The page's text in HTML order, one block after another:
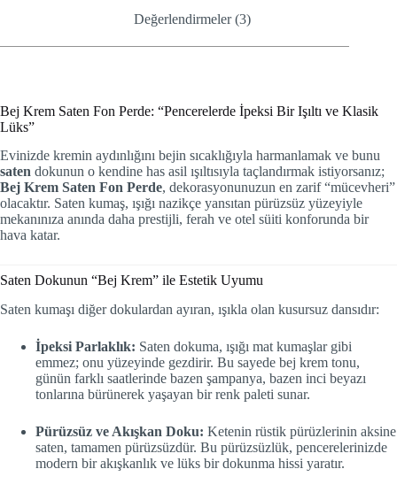
Değerlendirmeler (3)
Bej Krem Saten Fon Perde: “Pencerelerde İpeksi Bir Işıltı ve Klasik
Lüks”
Evinizde kremin aydınlığını bejin sıcaklığıyla harmanlamak ve bunu
saten dokunun o kendine has asil ışıltısıyla taçlandırmak istiyorsanız;
Bej Krem Saten Fon Perde, dekorasyonunuzun en zarif “mücevheri”
olacaktır. Saten kumaş, ışığı nazikçe yansıtan pürüzsüz yüzeyiyle
mekanınıza anında daha prestijli, ferah ve otel süiti konforunda bir
hava katar.
Saten Dokunun “Bej Krem” ile Estetik Uyumu
Saten kumaşı diğer dokulardan ayıran, ışıkla olan kusursuz dansıdır:
İpeksi Parlaklık: Saten dokuma, ışığı mat kumaşlar gibi
emmez; onu yüzeyinde gezdirir. Bu sayede bej krem tonu,
günün farklı saatlerinde bazen şampanya, bazen inci beyazı
tonlarına bürünerek yaşayan bir renk paleti sunar.
Pürüzsüz ve Akışkan Doku: Ketenin rüstik pürüzlerinin aksine
saten, tamamen pürüzsüzdür. Bu pürüzsüzlük, pencerelerinizde
modern bir akışkanlık ve lüks bir dokunma hissi yaratır.